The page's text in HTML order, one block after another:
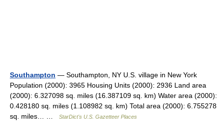
Southampton — Southampton, NY U.S. village in New York
Population (2000): 3965 Housing Units (2000): 2936 Land area
(2000): 6.327098 sq. miles (16.387109 sq. km) Water area (2000):
0.428180 sq. miles (1.108982 sq. km) Total area (2000): 6.755278
sq. miles… …
StarDict's U.S. Gazetteer Places